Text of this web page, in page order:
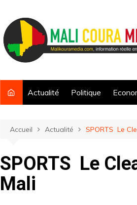
Actualité Politique
Accueil Actualité SPORTS Le
SPORTS Le
Mali